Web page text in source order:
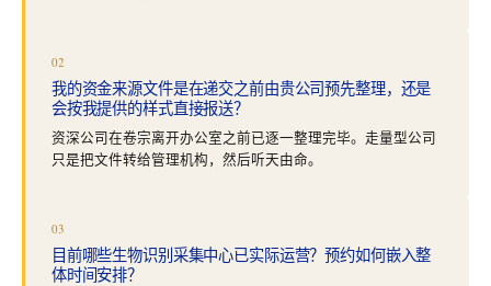
02
我的资金来源文件是在递交之前由贵公司预先整理，还是
会按我提供的样式直接报送？
资深公司在卷宗离开办公室之前已逐一整理完毕。走量型公司
只是把文件转给管理机构，然后听天由命。
03
目前哪些生物识别采集中心已实际运营？预约如何嵌入整
体时间安排？